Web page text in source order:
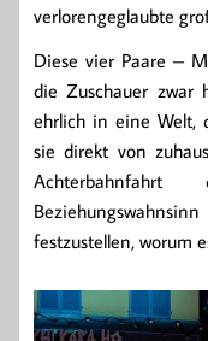
verlorengeglaubte
Diese vier Paare –
die Zuschauer zwar
ehrlich in eine Welt,
sie direkt von
festzustellen, worum